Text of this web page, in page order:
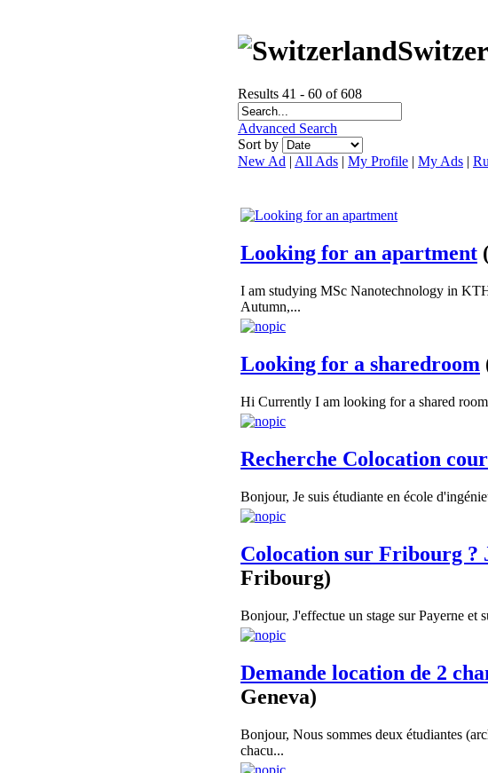
Results 41 - 60 of 608
Advanced Search
Sort by
New Ad | All Ads | My Profile | My Ads |
Looking for an apartment
I am studying MSc Nanotechnology in
Autumn,...
Looking for a sharedroom
Hi Currently I am looking for a shared
Recherche Colocation
Bonjour, Je suis étudiante en école
Colocation sur Fribourg ?
Fribourg)
Bonjour, J'effectue un stage sur Payerne et
Demande location de 2
Geneva)
Bonjour, Nous sommes deux étudiantes
chacu...